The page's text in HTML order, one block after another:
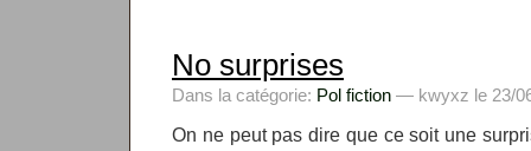
No surprises
Dans la catégorie: Pol fiction — kwyxz le 23/
On ne peut pas dire que ce soit une